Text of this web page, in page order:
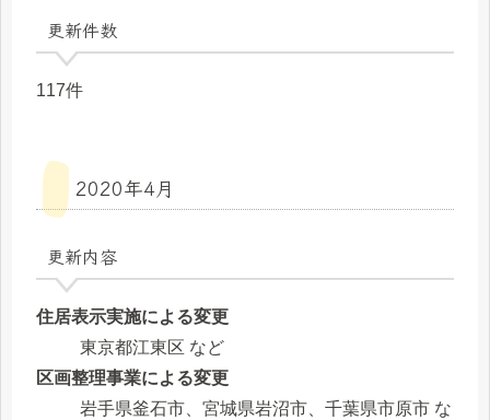
更新件数
117件
2020年4月
更新内容
住居表示実施による変更
東京都江東区 など
区画整理事業による変更
岩手県釜石市、宮城県岩沼市、千葉県市原市 な